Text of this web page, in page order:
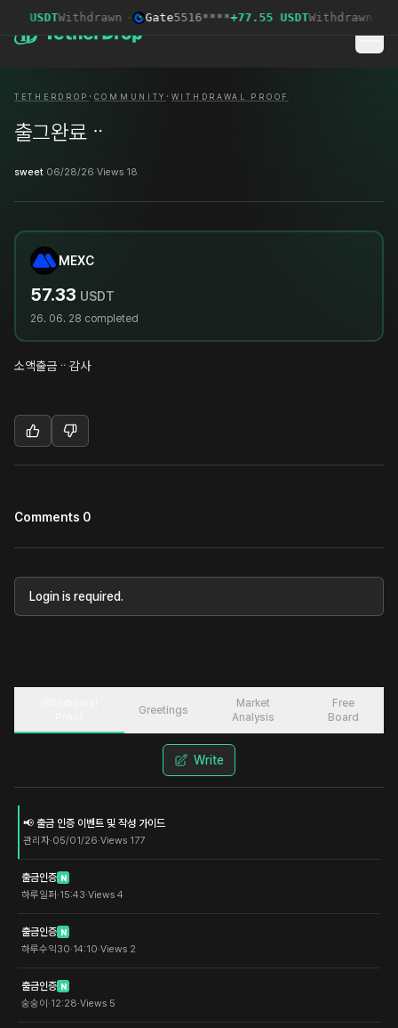
USDTWithdrawn · Gate5516****+77.55 USDTWithdrawn ·
TETHERDROP · COMMUNITY · WITHDRAWAL PROOF
출그완료ᆢ
sweet·06/28/26·Views 18
MEXC
57.33 USDT
26. 06. 28 completed
소액출금ᆢ감사
Comments 0
Login is required.
Greetings
Market
Analysis
Free
Board
Write
📢 출금 인증 이벤트 및 작성 가이드
관리자·05/01/26·Views 177
출금인증 N
하루일퍼·15:43·Views 4
출금인증 N
하루수익30·14:10·Views 2
출금인증 N
숭숭이·12:28·Views 5